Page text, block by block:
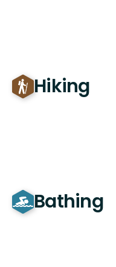
Hiking
Bathing